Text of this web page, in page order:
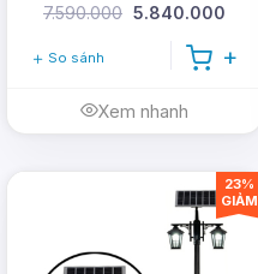
7.590.000 5.840.000
So sánh
Xem nhanh
23%
GIẢM